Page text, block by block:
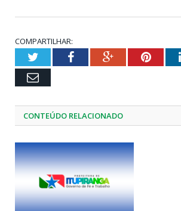
COMPARTILHAR:
TwitterFacebookGoogle+
Email
CONTEÚDO RELACIONADO